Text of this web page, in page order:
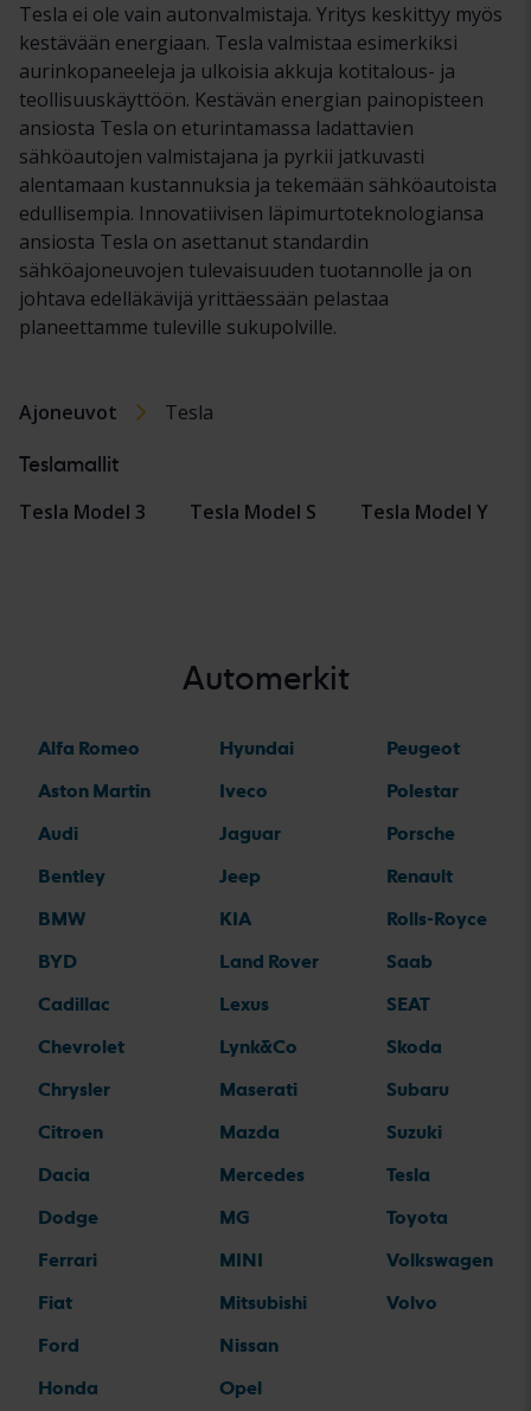
Tesla ei ole vain autonvalmistaja. Yritys keskittyy myös
kestävään energiaan. Tesla valmistaa esimerkiksi
aurinkopaneeleja ja ulkoisia akkuja kotitalous- ja
teollisuuskäyttöön. Kestävän energian painopisteen
ansiosta Tesla on eturintamassa ladattavien
sähköautojen valmistajana ja pyrkii jatkuvasti
alentamaan kustannuksia ja tekemään sähköautoista
edullisempia. Innovatiivisen läpimurtoteknologiansa
ansiosta Tesla on asettanut standardin
sähköajoneuvojen tulevaisuuden tuotannolle ja on
johtava edelläkävijä yrittäessään pelastaa
planeettamme tuleville sukupolville.
Ajoneuvot Tesla
Teslamallit
Tesla Model 3 Tesla Model S Tesla Model Y
Automerkit
Alfa Romeo
Aston Martin
Audi
Bentley
BMW
BYD
Cadillac
Chevrolet
Chrysler
Citroen
Dacia
Dodge
Ferrari
Fiat
Ford
Honda
Hyundai
Iveco
Jaguar
Jeep
KIA
Land Rover
Lexus
Lynk&Co
Maserati
Mazda
Mercedes
MG
MINI
Mitsubishi
Nissan
Opel
Peugeot
Polestar
Porsche
Renault
Rolls-Royce
Saab
SEAT
Skoda
Subaru
Suzuki
Tesla
Toyota
Volkswagen
Volvo